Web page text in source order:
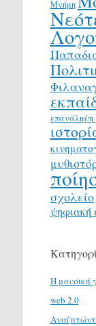
Μνήμη
επανάληψη
σχολείο
ψηφιακή
H μουσική
web 2.0